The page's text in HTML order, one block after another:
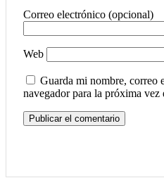
Correo electrónico (opcional)
Web
Guarda mi nombre, correo
navegador para la próxima vez